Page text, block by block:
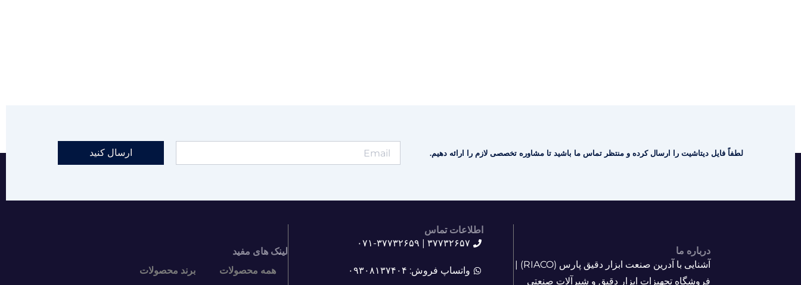
لطفاً فایل دیتاشیت را ارسال کرده و منتظر تماس ما باشید تا مشاوره تخصصی لازم را ارائه دهیم. ارسال کنید
درباره ما
آشنایی با آدرین صنعت ابزار دقیق پارس (RIACO) |
فروشگاه تجهیزات ابزار دقیق و شیرآلات صنعتی
اطلاعات تماس
۳۷۷۳۲۶۵۷ | ۰۷۱-۳۷۷۳۲۶۵۹
واتساپ فروش: ۰۹۳۰۸۱۳۷۴۰۴
لینک های مفید
همه محصولات
برند محصولات